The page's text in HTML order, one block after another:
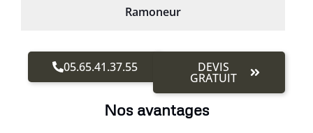
Ramoneur
05.65.41.37.55 DEVIS
GRATUIT
Nos avantages